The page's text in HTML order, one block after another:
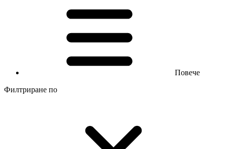
Повече
Филтриране по